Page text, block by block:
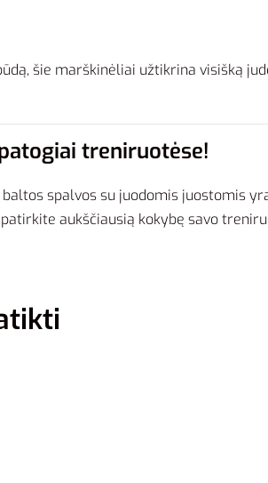
šie marškinėliai užtikrina visišką
treniruotėse!
spalvos su juodomis juostomis
aukščiausią kokybę savo